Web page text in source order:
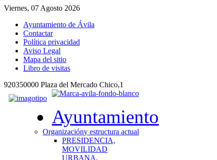
Viernes, 07 Agosto 2026
Ayuntamiento de Ávila
Contactar
Política privacidad
Aviso Legal
Mapa del sitio
Libro de visitas
920350000 Plaza del Mercado Chico,1
Ayuntamiento
Organizacióny estructura actual
PRESIDENCIA,
MOVILIDAD
URBANA,